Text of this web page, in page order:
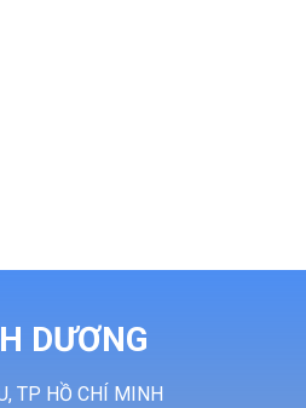
DƯƠNG
TP HỒ CHÍ MINH